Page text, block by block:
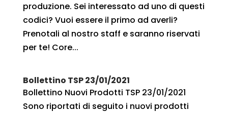
produzione. Sei interessato ad uno di questi
codici? Vuoi essere il primo ad averli?
Prenotali al nostro staff e saranno riservati
per te! Core...
Bollettino TSP 23/01/2021
Bollettino Nuovi Prodotti TSP 23/01/2021
Sono riportati di seguito i nuovi prodotti